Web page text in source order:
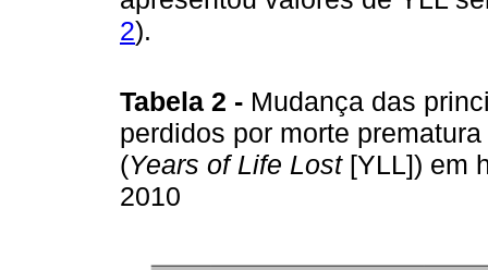
2).
Tabela 2 - Mudança das
perdidos por morte
(Years of Life Lost[YLL]) em
2010